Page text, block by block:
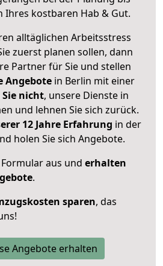
Ihres kostbaren Hab & Gut.
alltäglichen Arbeitsstress
zuerst planen sollen, dann
Partner für Sie und stellen
Angebote in Berlin mit einer
Sie nicht, unsere Dienste in
und lehnen Sie sich zurück.
12 Jahre Erfahrung in der
holen Sie sich Angebote.
aus und erhalten
.
sparen, das
Angebote erhalten